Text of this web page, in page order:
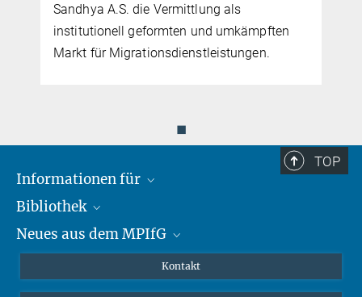
Sandhya A.S. die Vermittlung als
institutionell geformten und umkämpften
Markt für Migrationsdienstleistungen.
◼
TOP
Informationen für
Forschende
Gäste
Bibliothek
Profil
Neues aus dem MPIfG
Newsletter abonnieren
Kontakt